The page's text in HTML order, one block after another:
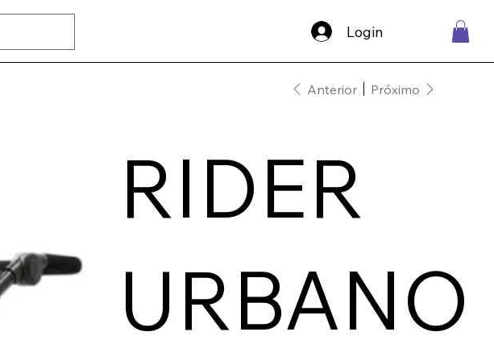
Login
Anterior Próximo
RIDER
URBANO